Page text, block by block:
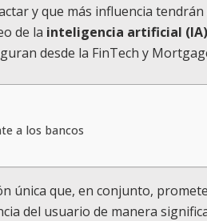
y que más influencia
de la inteligencia artificial (IA)
desde la FinTech y
a los bancos
única que, en conjunto,
del usuario de manera